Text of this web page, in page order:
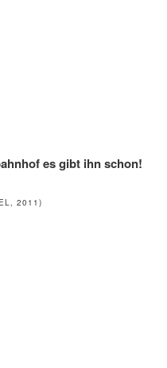
es gibt ihn schon!
2011)